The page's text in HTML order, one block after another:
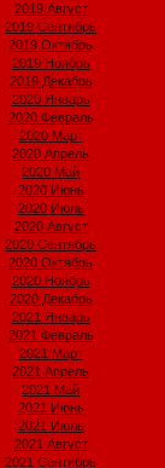
2019 Август
2019 Сентябрь
2019 Октябрь
2019 Ноябрь
2019 Декабрь
2020 Январь
2020 Февраль
2020 Март
2020 Апрель
2020 Май
2020 Июнь
2020 Июль
2020 Август
2020 Сентябрь
2020 Октябрь
2020 Ноябрь
2020 Декабрь
2021 Январь
2021 Февраль
2021 Март
2021 Апрель
2021 Май
2021 Июнь
2021 Июль
2021 Август
2021 Сентябрь